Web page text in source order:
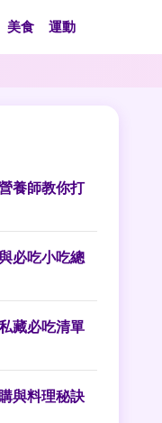
美食 運動
養師教你打
必吃小吃總
藏必吃清單
與料理秘訣